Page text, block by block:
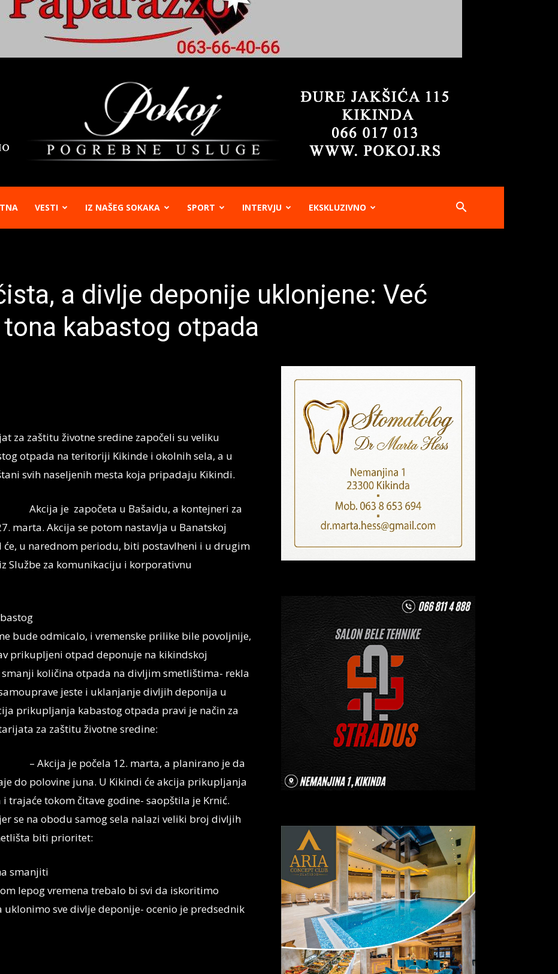
VESTI IZ NAŠEG SOKAKA SPORT INTERVJU EKSKLUZIVNO
a divlje deponije uklonjene: Već
kabastog otpada
za zaštitu životne sredine započeli su veliku
otpada na teritoriji Kikinde i okolnih sela, a u
svih naseljenih mesta koja pripadaju Kikindi.
Akcija je započeta u Bašaidu, a kontejneri za
marta. Akcija se potom nastavlja u Banatskoj
u narednom periodu, biti postavlheni i u drugim
Službe za komunikaciju i korporativnu
bude odmicalo, i vremenske prilike bile povoljnije,
prikupljeni otpad deponuje na kikindskoj
količina otpada na divljim smetlištima- rekla
jeste i uklanjanje divljih deponija u
prikupljanja kabastog otpada pravi je način za
za zaštitu životne sredine:
– Akcija je počela 12. marta, a planirano je da
do polovine juna. U Kikindi će akcija prikupljanja
trajaće tokom čitave godine- saopštila je Krnić.
se na obodu samog sela nalazi veliki broj divljih
biti prioritet:
smanjiti
lepog vremena trebalo bi svi da iskoritimo
sve divlje deponije- ocenio je predsednik